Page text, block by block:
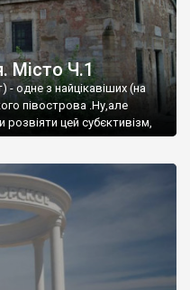
Місто Ч.1
- одне з найцікавіших (на
півострова .Ну,але
цей субєктивізм,